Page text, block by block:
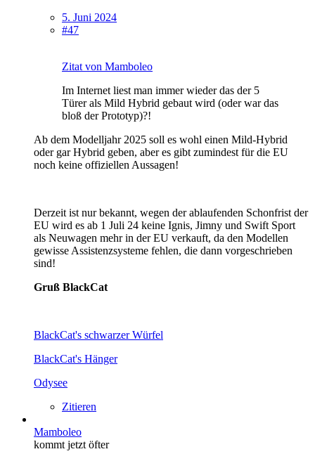
5. Juni 2024
#47
Zitat von Mamboleo
Im Internet liest man immer wieder das der 5
Türer als Mild Hybrid gebaut wird (oder war das
bloß der Prototyp)?!
Ab dem Modelljahr 2025 soll es wohl einen Mild-Hybrid
oder gar Hybrid geben, aber es gibt zumindest für die EU
noch keine offiziellen Aussagen!
Derzeit ist nur bekannt, wegen der ablaufenden Schonfrist der
EU wird es ab 1 Juli 24 keine Ignis, Jimny und Swift Sport
als Neuwagen mehr in der EU verkauft, da den Modellen
gewisse Assistenzsysteme fehlen, die dann vorgeschrieben
sind!
Gruß BlackCat
BlackCat's schwarzer Würfel
BlackCat's Hänger
Odysee
Zitieren
Mamboleo
kommt jetzt öfter